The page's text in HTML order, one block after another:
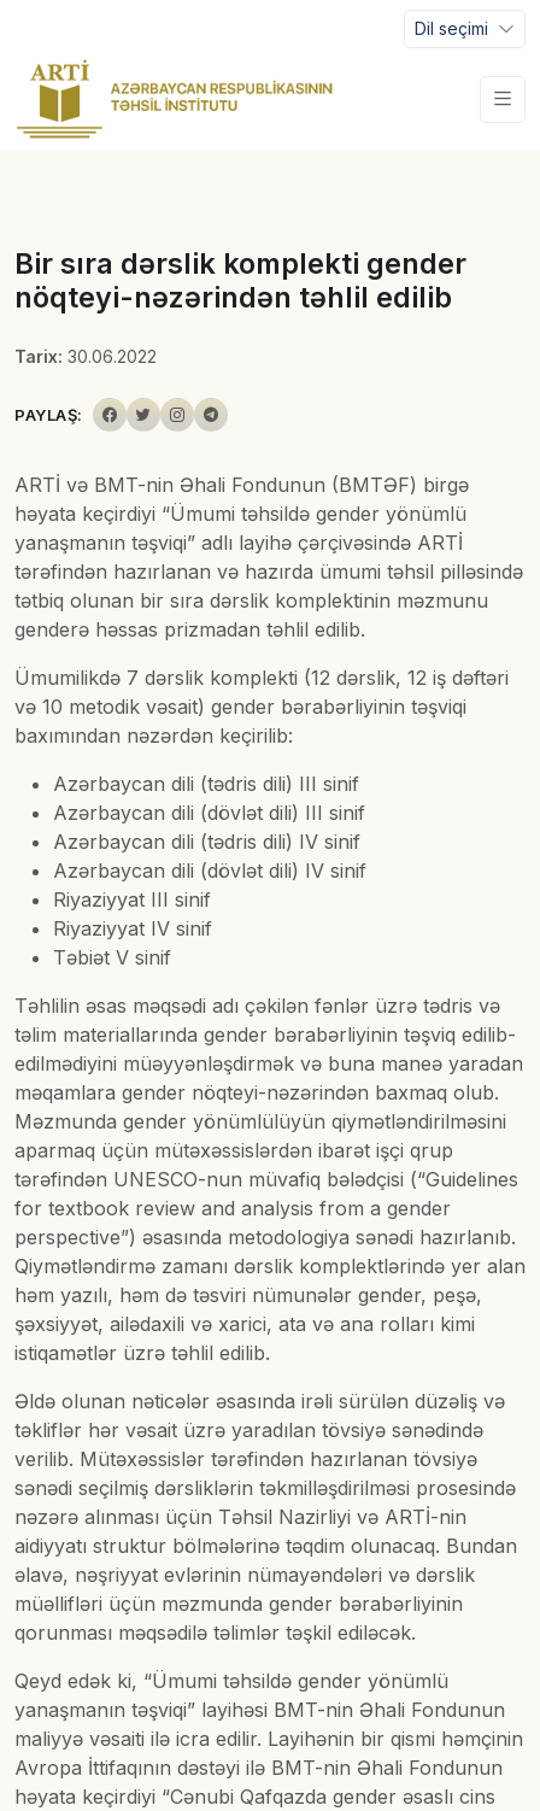
Dil seçimi
Bir sıra dərslik komplekti gender
nöqteyi-nəzərindən təhlil edilib
Tarix: 30.06.2022
PAYLAŞ:
ARTİ və BMT-nin Əhali Fondunun (BMTƏF) birgə
həyata keçirdiyi “Ümumi təhsildə gender yönümlü
yanaşmanın təşviqi” adlı layihə çərçivəsində ARTİ
tərəfindən hazırlanan və hazırda ümumi təhsil pilləsində
tətbiq olunan bir sıra dərslik komplektinin məzmunu
genderə həssas prizmadan təhlil edilib.
Ümumilikdə 7 dərslik komplekti (12 dərslik, 12 iş dəftəri
və 10 metodik vəsait) gender bərabərliyinin təşviqi
baxımından nəzərdən keçirilib:
Azərbaycan dili (tədris dili) III sinif
Azərbaycan dili (dövlət dili) III sinif
Azərbaycan dili (tədris dili) IV sinif
Azərbaycan dili (dövlət dili) IV sinif
Riyaziyyat III sinif
Riyaziyyat IV sinif
Təbiət V sinif
Təhlilin əsas məqsədi adı çəkilən fənlər üzrə tədris və
təlim materiallarında gender bərabərliyinin təşviq edilib-
edilmədiyini müəyyənləşdirmək və buna maneə yaradan
məqamlara gender nöqteyi-nəzərindən baxmaq olub.
Məzmunda gender yönümlülüyün qiymətləndirilməsini
aparmaq üçün mütəxəssislərdən ibarət işçi qrup
tərəfindən UNESCO-nun müvafiq bələdçisi (“Guidelines
for textbook review and analysis from a gender
perspective”) əsasında metodologiya sənədi hazırlanıb.
Qiymətləndirmə zamanı dərslik komplektlərində yer alan
həm yazılı, həm də təsviri nümunələr gender, peşə,
şəxsiyyət, ailədaxili və xarici, ata və ana rolları kimi
istiqamətlər üzrə təhlil edilib.
Əldə olunan nəticələr əsasında irəli sürülən düzəliş və
təkliflər hər vəsait üzrə yaradılan tövsiyə sənədində
verilib. Mütəxəssislər tərəfindən hazırlanan tövsiyə
sənədi seçilmiş dərsliklərin təkmilləşdirilməsi prosesində
nəzərə alınması üçün Təhsil Nazirliyi və ARTİ-nin
aidiyyatı struktur bölmələrinə təqdim olunacaq. Bundan
əlavə, nəşriyyat evlərinin nümayəndələri və dərslik
müəllifləri üçün məzmunda gender bərabərliyinin
qorunması məqsədilə təlimlər təşkil ediləcək.
Qeyd edək ki, “Ümumi təhsildə gender yönümlü
yanaşmanın təşviqi” layihəsi BMT-nin Əhali Fondunun
maliyyə vəsaiti ilə icra edilir. Layihənin bir qismi həmçinin
Avropa İttifaqının dəstəyi ilə BMT-nin Əhali Fondunun
həyata keçirdiyi “Cənubi Qafqazda gender əsaslı cins